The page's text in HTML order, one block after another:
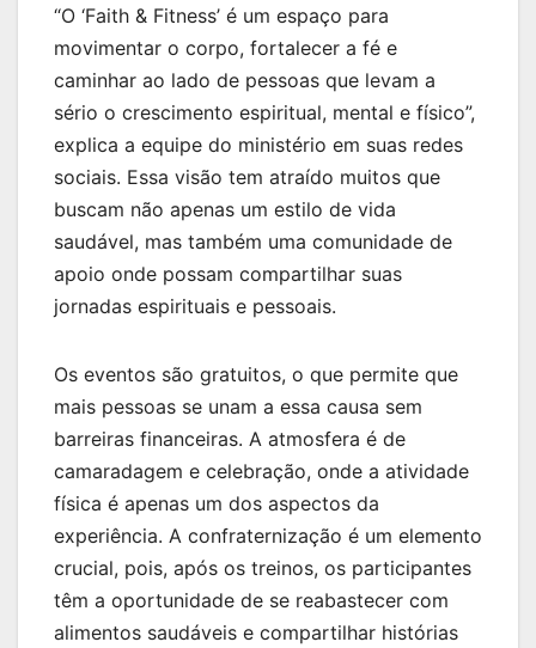
“O ‘Faith & Fitness’ é um espaço para
movimentar o corpo, fortalecer a fé e
caminhar ao lado de pessoas que levam a
sério o crescimento espiritual, mental e físico”,
explica a equipe do ministério em suas redes
sociais. Essa visão tem atraído muitos que
buscam não apenas um estilo de vida
saudável, mas também uma comunidade de
apoio onde possam compartilhar suas
jornadas espirituais e pessoais.
Os eventos são gratuitos, o que permite que
mais pessoas se unam a essa causa sem
barreiras financeiras. A atmosfera é de
camaradagem e celebração, onde a atividade
física é apenas um dos aspectos da
experiência. A confraternização é um elemento
crucial, pois, após os treinos, os participantes
têm a oportunidade de se reabastecer com
alimentos saudáveis e compartilhar histórias